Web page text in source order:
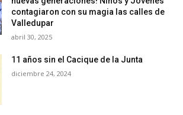
contagiaron con su magia las calles de
Valledupar
abril 30, 2025
11 años sin el Cacique de la Junta
diciembre 24, 2024